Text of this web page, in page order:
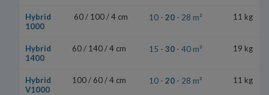
Hybrid
1000
60 / 100 / 4 cm 10 - 20 - 28 m² 11 kg
Hybrid
1400
60 / 140 / 4 cm 15 - 30 - 40 m² 19 kg
Hybrid
V1000
100 / 60 / 4 cm 10 - 20 - 28 m² 11 kg